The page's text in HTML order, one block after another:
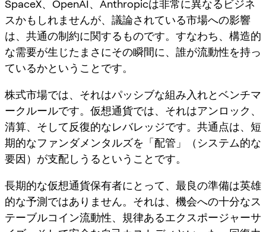
SpaceX、OpenAI、Anthropicは非常に異なるビジネ
スかもしれませんが、議論されている市場への影響
は、共通の制約に関するものです。すなわち、 構造的
な需要が生じたまさにその瞬間に、誰が流動性を持っ
ているかということです。
株式市場では、それはパッシブな組み入れとベンチマ
ークルールです。仮想通貨では、それはアンロック、
清算、そして反復的なレバレッジです。共通点は、短
期的なファンダメンタルズを「配管」（システム的な
要因）が支配しうるということです。
長期的な仮想通貨保有者にとって、最良の準備は英雄
的な予測ではありません。それは、機会への十分なス
テーブルコイン流動性、規律あるエクスポージャーサ